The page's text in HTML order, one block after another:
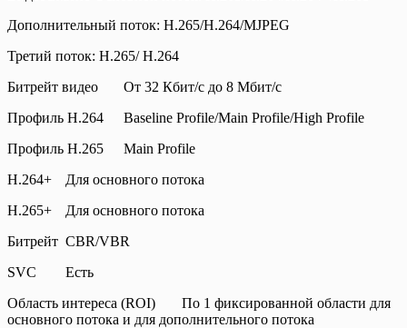
Дополнительный поток: H.265/H.264/MJPEG
Третий поток: H.265/ H.264
Битрейт видео
От 32 Кбит/с до 8 Мбит/с
Профиль H.264
Baseline Profile/Main Profile/High Profile
Профиль H.265
Main Profile
H.264+
Для основного потока
H.265+
Для основного потока
Битрейт CBR/VBR
SVC
Есть
Область интереса (ROI)
По 1 фиксированной области для
основного потока и для дополнительного потока